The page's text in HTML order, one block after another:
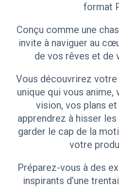
format
Conçu comme une
invite à naviguer au
de vos rêves et de
Vous découvrirez votre
unique qui vous
vision, vos plans
apprendrez à hisser
garder le cap de la
votre
Préparez-vous à des
inspirants d’une